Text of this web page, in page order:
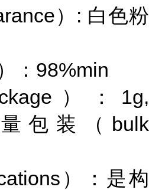
）: 白色粉
：98%min
）：1g,
量包装（bulk
）：是构